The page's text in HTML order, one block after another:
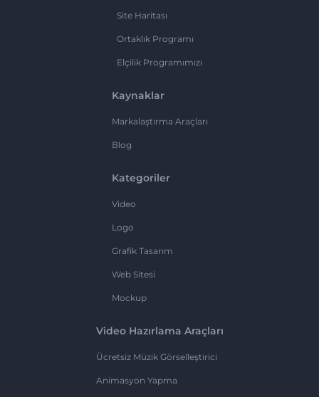
Site Haritası
Ortaklık Programı
Elçilik Programımızı
Kaynaklar
Markalaştırma Araçları
Blog
Kategoriler
Video
Logo
Grafik Tasarım
Web Sitesi
Mockup
Video Hazırlama Araçları
Ücretsiz Müzik Görselleştirici
Animasyon Yapma